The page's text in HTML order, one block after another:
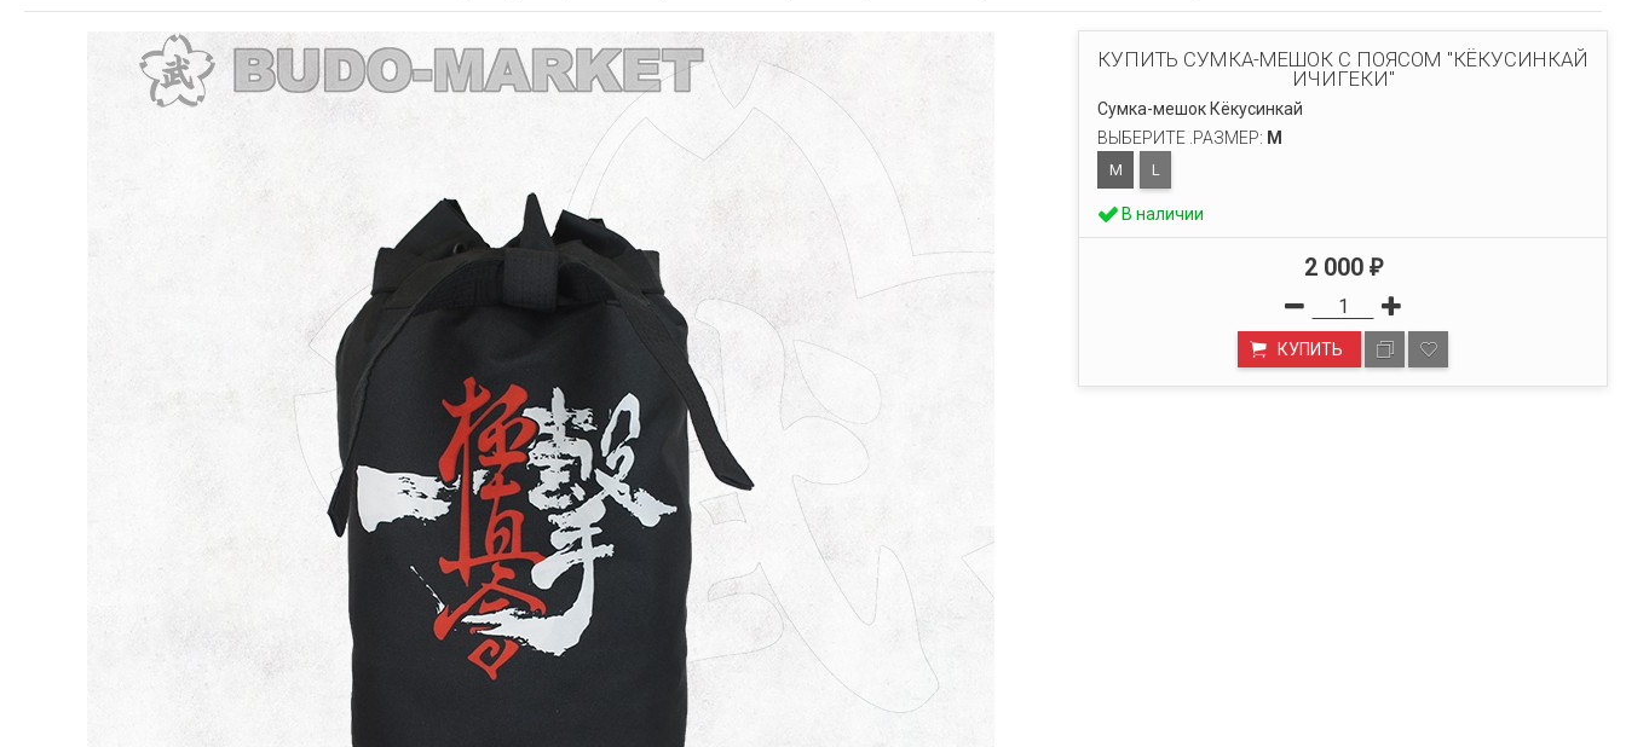
КУПИТЬ СУМКА-МЕШОК С ПОЯСОМ "КЁКУСИНКАЙ
ИЧИГЕКИ"
Сумка-мешок Кёкусинкай
ВЫБЕРИТЕ .РАЗМЕР: M
M L
В наличии
2 000 ₽
КУПИТЬ